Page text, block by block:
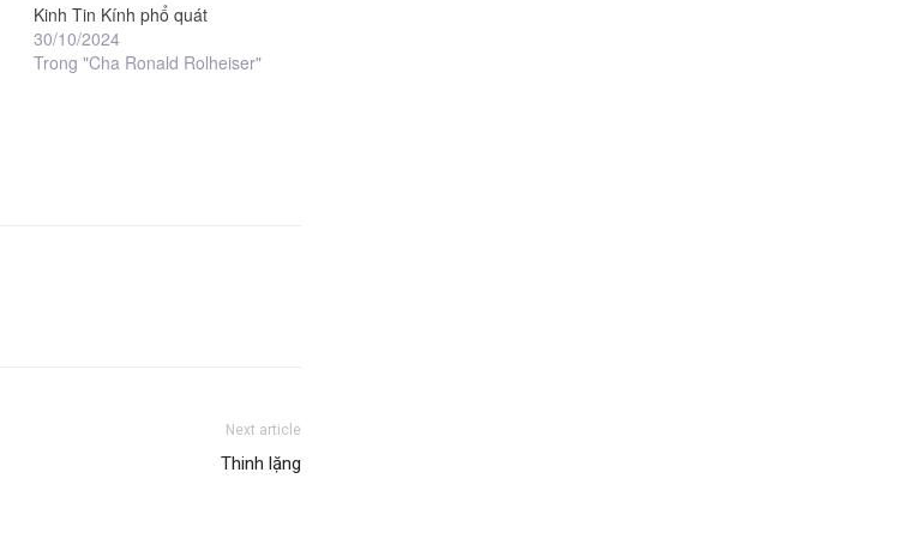
Kinh Tin Kính phổ quát
30/10/2024
Trong "Cha Ronald Rolheiser"
Next article
Thinh lặng